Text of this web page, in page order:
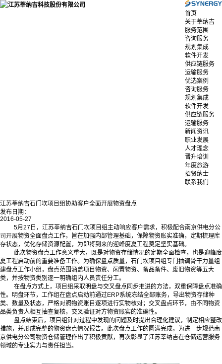
首页
关于莘纳吉
服务范围
咨询服务
规划集成
软件开发
供应链服务
运输服务
优选案例
咨询服务
规划集成
软件开发
供应链服务
运输服务
新闻资讯
职业发展
人才理念
晋升培训
年度旅游
招贤纳士
联系我们
江苏莘纳吉石门坎项目组协助客户全面开展物资盘点
发布日期：
2016-05-27
5月27日，江苏莘纳吉石门坎项目组主动响应客户需求，积极配合南京供电分公
司开展物资全面盘点工作，旨在加强内部管理基础，保障物资账实准确，定期梳理库
存状态，优化存储资源配置，为即将到来的迎峰度夏工程奠定坚实基础。
此次物资盘点工作意义重大，既是对物资存储情况的定期全面检查，也是迎峰度
夏工程启动前的重要准备工作。为确保盘点质量，石门坎项目组专门抽调骨干力量组
建盘点工作小组，盘点范围涵盖项目物资、闲置物资、备品备件、废旧物资等五大
类，并按物资类别逐一明确组内人员责任分工。
在盘点方式上，项目组采取明盘与交叉盘点同步推进的方法，双重保障盘点准确
性。明盘环节，工作组在盘点启动前通过ERP系统冻结全部账务，导出物资存储种
类、数量及状态，严格对照物资账目逐项进行实物核对；交叉盘点环节，由不同物资
品类负责人相互抽查复核，交叉验证对方物资账实的准确性。
盘点结束后，项目组针对过程中发现的问题及时提出合理化建议，制定相应整改
措施，并形成完整的物资盘点情况报告。此次盘点工作的圆满完成，为进一步规范南
京供电分公司物资仓储管理作出了积极贡献，再次彰显了江苏莘纳吉在仓储运营服务
领域的专业实力与责任担当。